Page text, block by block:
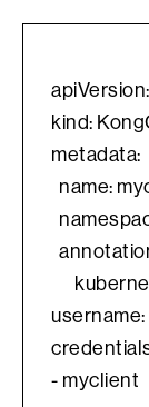
kind:
metadata:
name:
- myclient